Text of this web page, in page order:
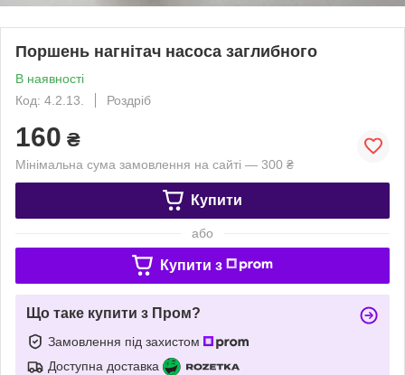
Поршень нагнітач насоса заглибного
В наявності
Код: 4.2.13.
Роздріб
160 ₴
Мінімальна сума замовлення на сайті — 300 ₴
Купити
або
Купити з
Що таке купити з Пром?
Замовлення під захистом
Доступна доставка